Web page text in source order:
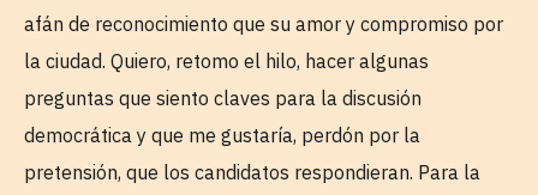
afán de reconocimiento que su amor y compromiso por
la ciudad. Quiero, retomo el hilo, hacer algunas
preguntas que siento claves para la discusión
democrática y que me gustaría, perdón por la
pretensión, que los candidatos respondieran. Para la